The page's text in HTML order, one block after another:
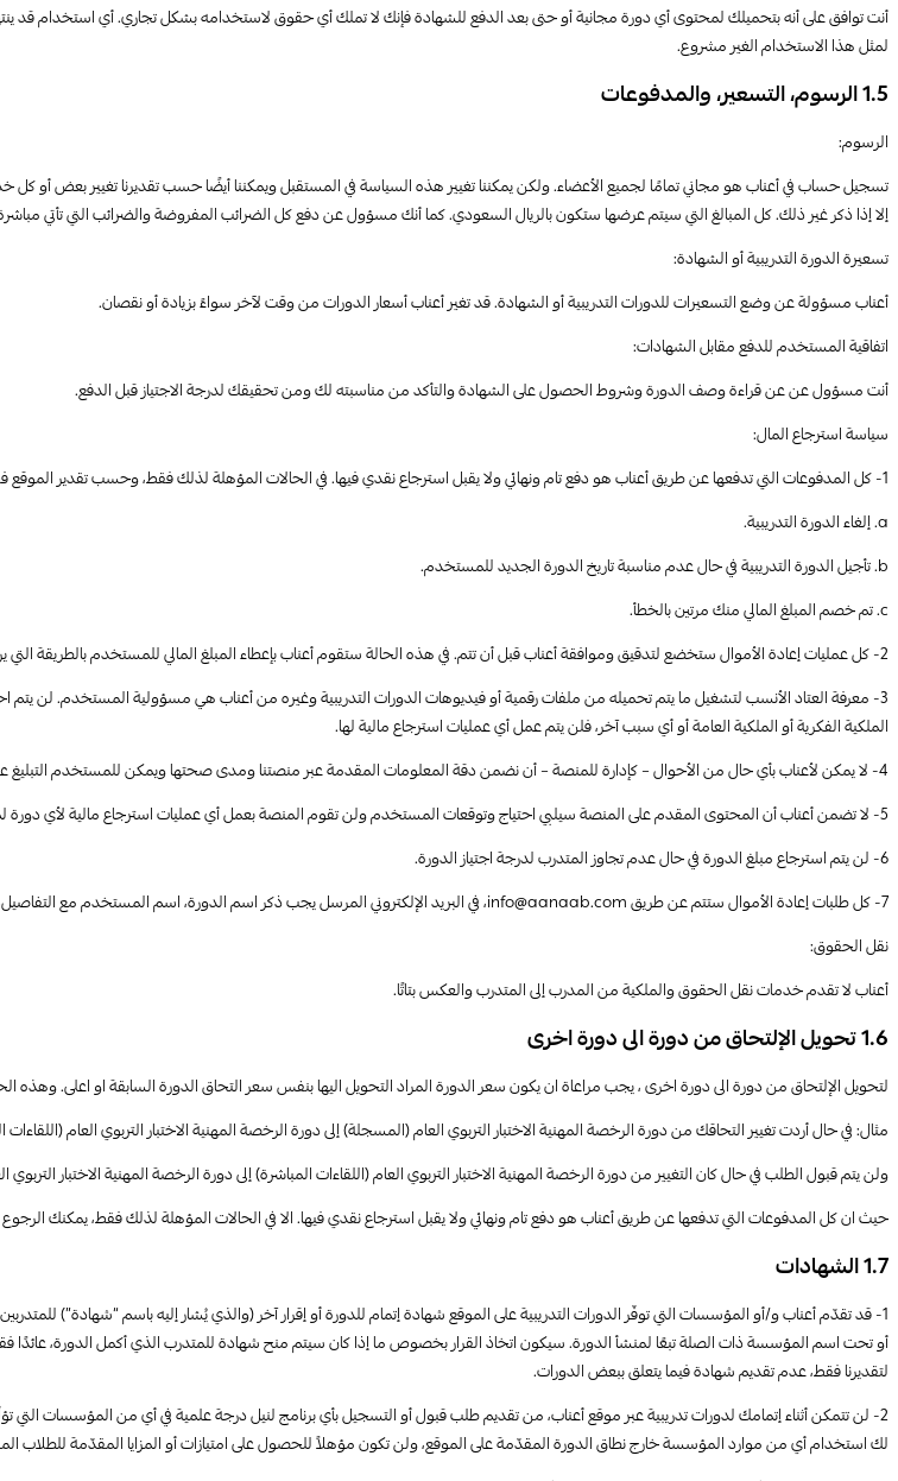
أنت توافق على أنه بتحميلك لمحتوى أي دورة مجانية أو حتى بعد الدفع للشهادة فإنك لا تملك أي حقوق لاستخدامه بشكل تجاري. أي استخدام قد
لمثل هذا الاستخدام الغير مشروع.
1.5 الرسوم، التسعير، والمدفوعات
الرسوم:
تسجيل حساب في أعناب هو مجاني تمامًا لجميع الأعضاء. ولكن يمكننا تغيير هذه السياسة في المستقبل ويمكننا أيضًا حسب تقديرنا تغيير بعض
إلا إذا ذكر غير ذلك. كل المبالغ التي سيتم عرضها ستكون بالريال السعودي. كما أنك مسؤول عن دفع كل الضرائب المفروضة والضرائب التي تأتي
تسعيرة الدورة التدريبية أو الشهادة:
أعناب مسؤولة عن وضع التسعيرات للدورات التدريبية أو الشهادة. قد تغير أعناب أسعار الدورات من وقت لآخر سواءً بزيادة أو نقصان.
اتفاقية المستخدم للدفع مقابل الشهادات:
أنت مسؤول عن عن قراءة وصف الدورة وشروط الحصول على الشهادة والتأكد من مناسبته لك ومن تحقيقك لدرجة الاجتياز قبل الدفع.
سياسة استرجاع المال:
1- كل المدفوعات التي تدفعها عن طريق أعناب هو دفع تام ونهائي ولا يقبل استرجاع نقدي فيها. في الحالات المؤهلة لذلك فقط، وحسب تقدير الموقع فقد نضع في الحسبان عملية إعادة المال في الحالات التالية:
a. إلغاء الدورة التدريبية.
b. تأجيل الدورة التدريبية في حال عدم مناسبة تاريخ الدورة الجديد للمستخدم.
c. تم خصم المبلغ المالي منك مرتين بالخطأ.
2- كل عمليات إعادة الأموال ستخضع لتدقيق وموافقة أعناب قبل أن تتم. في هذه الحالة ستقوم أعناب بإعطاء المبلغ المالي للمستخدم بالطريقة التي يراها الموقع مناسبة بما فيها عن طريق إضافتها لحساب المستخدم ليقوم بالاشتراك بالدورات مجددًا.
3- معرفة العتاد الأنسب لتشغيل ما يتم تحميله من ملفات رقمية أو فيديوهات الدورات التدريبية وغيره من أعناب هي مسؤولية المستخدم. لن
الملكية الفكرية أو الملكية العامة أو أي سبب آخر، فلن يتم عمل أي عمليات استرجاع مالية لها.
4- لا يمكن لأعناب بأي حال من الأحوال – كإدارة للمنصة – أن نضمن دقة المعلومات المقدمة عبر منصتنا ومدى صحتها ويمكن للمستخدم التبليغ عن أي دورة تتضمن معلومات غير صحيحة ولكن لن تقوم المنصة بعمل أي عمليات استرجاع مالية لهذه الدورة.
5- لا تضمن أعناب أن المحتوى المقدم على المنصة سيلبي احتياج وتوقعات المستخدم ولن تقوم المنصة بعمل أي عمليات استرجاع مالية لأي دورة لم يجدها المستخدم مفيدة له.
6- لن يتم استرجاع مبلغ الدورة في حال عدم تجاوز المتدرب لدرجة اجتياز الدورة.
7- كل طلبات إعادة الأموال ستتم عن طريق info@aanaab.com، في البريد الإلكتروني المرسل يجب ذكر اسم الدورة، اسم المستخدم مع التفاصيل، مع ذكر سريع للسبب ولماذا تطلب إعادة المال.
نقل الحقوق:
أعناب لا تقدم خدمات نقل الحقوق والملكية من المدرب إلى المتدرب والعكس بتاتًا.
1.6 تحويل الإلتحاق من دورة الى دورة اخرى
لتحويل الإلتحاق من دورة الى دورة اخرى ، يجب مراعاة ان يكون سعر الدورة المراد التحويل اليها بنفس سعر التحاق الدورة السابقة او اعلى. وهذه
مثال: في حال أردت تغيير التحاقك من دورة الرخصة المهنية الاختبار التربوي العام (المسجلة) إلى دورة الرخصة المهنية الاختبار التربوي العام (اللقاءات المباشرة) ، سييتطلب ذلك تحويل
ولن يتم قبول الطلب في حال كان التغيير من دورة الرخصة المهنية الاختبار التربوي العام (اللقاءات المباشرة) إلى دورة الرخصة المهنية الاختبار
حيث ان كل المدفوعات التي تدفعها عن طريق أعناب هو دفع تام ونهائي ولا يقبل استرجاع نقدي فيها. الا في الحالات المؤهلة لذلك فقط، يمكنك
1.7 الشهادات
1- قد تقدّم أعناب و/أو المؤسسات التي توفّر الدورات التدريبية على الموقع شهادة إتمام للدورة أو إقرار آخر (والذي يُشار إليه باسم “شهادة”)
أو تحت اسم المؤسسة ذات الصلة تبعًا لمنشأ الدورة. سيكون اتخاذ القرار بخصوص ما إذا كان سيتم منح شهادة للمتدرب الذي أكمل الدورة، عائدًا
لتقديرنا فقط، عدم تقديم شهادة فيما يتعلق ببعض الدورات.
2- لن تتمكن أثناء إتمامك لدورات تدريبية عبر موقع أعناب، من تقديم طلب قبول أو التسجيل بأي برنامج لنيل درجة علمية في أي من
لك استخدام أي من موارد المؤسسة خارج نطاق الدورة المقدّمة على الموقع، ولن تكون مؤهلاً للحصول على امتيازات أو المزايا المقدّمة للطلاب